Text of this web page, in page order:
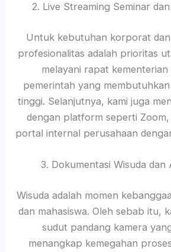
2. Live Streaming Seminar
Untuk kebutuhan korporat
profesionalitas adalah prioritas
melayani rapat kementerian
pemerintah yang
tinggi. Selanjutnya, kami juga
dengan platform seperti
portal internal perusahaan
3. Dokumentasi Wisuda dan
Wisuda adalah momen
dan mahasiswa. Oleh sebab itu,
sudut pandang kamera
menangkap kemegahan